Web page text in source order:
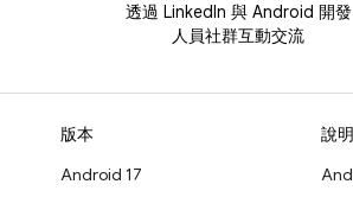
透過 LinkedIn 與 Android 開發
人員社群互動交流
版本
Android 17
說